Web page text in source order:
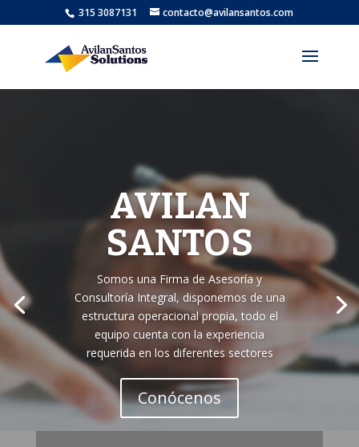
315 3087131 contacto@avilansantos.com
AVILAN
SANTOS
Somos una Firma de Asesoría y
Consultoría Integral, disponemos de una
estructura operacional propia, todo el
equipo cuenta con la experiencia
requerida en los diferentes sectores
Conócenos